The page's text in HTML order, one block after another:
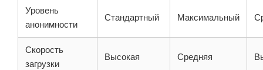
Уровень
анонимности
Стандартный Максимальный
Скорость
загрузки
Высокая Средняя